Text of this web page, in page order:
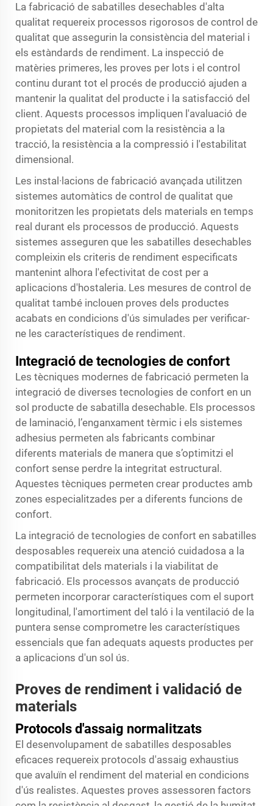
La fabricació de sabatilles desechables d'alta
qualitat requereix processos rigorosos de control de
qualitat que assegurin la consistència del material i
els estàndards de rendiment. La inspecció de
matèries primeres, les proves per lots i el control
continu durant tot el procés de producció ajuden a
mantenir la qualitat del producte i la satisfacció del
client. Aquests processos impliquen l'avaluació de
propietats del material com la resistència a la
tracció, la resistència a la compressió i l'estabilitat
dimensional.
Les instal·lacions de fabricació avançada utilitzen
sistemes automàtics de control de qualitat que
monitoritzen les propietats dels materials en temps
real durant els processos de producció. Aquests
sistemes asseguren que les sabatilles desechables
compleixin els criteris de rendiment especificats
mantenint alhora l'efectivitat de cost per a
aplicacions d'hostaleria. Les mesures de control de
qualitat també inclouen proves dels productes
acabats en condicions d'ús simulades per verificar-
ne les característiques de rendiment.
Integració de tecnologies de confort
Les tècniques modernes de fabricació permeten la
integració de diverses tecnologies de confort en un
sol producte de sabatilla desechable. Els processos
de laminació, l’enganxament tèrmic i els sistemes
adhesius permeten als fabricants combinar
diferents materials de manera que s’optimitzi el
confort sense perdre la integritat estructural.
Aquestes tècniques permeten crear productes amb
zones especialitzades per a diferents funcions de
confort.
La integració de tecnologies de confort en sabatilles
desposables requereix una atenció cuidadosa a la
compatibilitat dels materials i la viabilitat de
fabricació. Els processos avançats de producció
permeten incorporar característiques com el suport
longitudinal, l'amortiment del taló i la ventilació de la
puntera sense comprometre les característiques
essencials que fan adequats aquests productes per
a aplicacions d'un sol ús.
Proves de rendiment i validació de
materials
Protocols d'assaig normalitzats
El desenvolupament de sabatilles desposables
eficaces requereix protocols d'assaig exhaustius
que avaluïn el rendiment del material en condicions
d'ús realistes. Aquestes proves assessoren factors